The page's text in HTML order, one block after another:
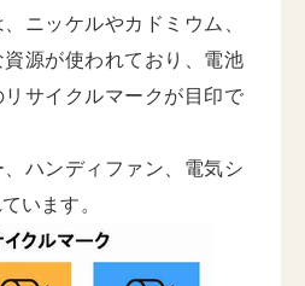
ニッケルやカドミウム、
源が使われており、電池
サイクルマークが目印で
ハンディファン、電気シ
います。